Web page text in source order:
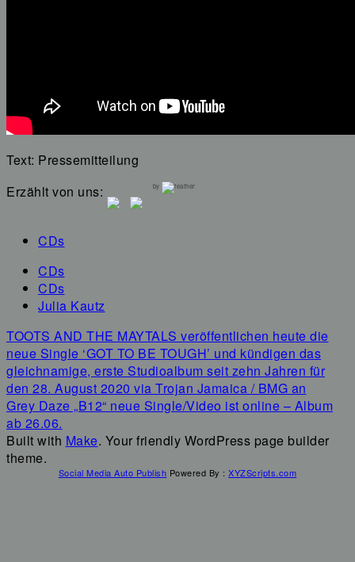
Text: Pressemitteilung
Erzählt von uns:
by
CDs
CDs
CDs
Julia Kautz
Navigation
innerhalb
eines
Beitrags
TOOTS AND THE MAYTALS veröffentlichen heute die
neue Single ‘GOT TO BE TOUGH’ und kündigen das
gleichnamige, erste Studioalbum seit zehn Jahren für
den 28. August 2020 via Trojan Jamaica / BMG an
Grey Daze „B12“ neue Single/Video ist online – Album
ab 26.06.
Built with Make. Your friendly WordPress page builder
theme.
Social Media Auto Publish Powered By :XYZScripts.com